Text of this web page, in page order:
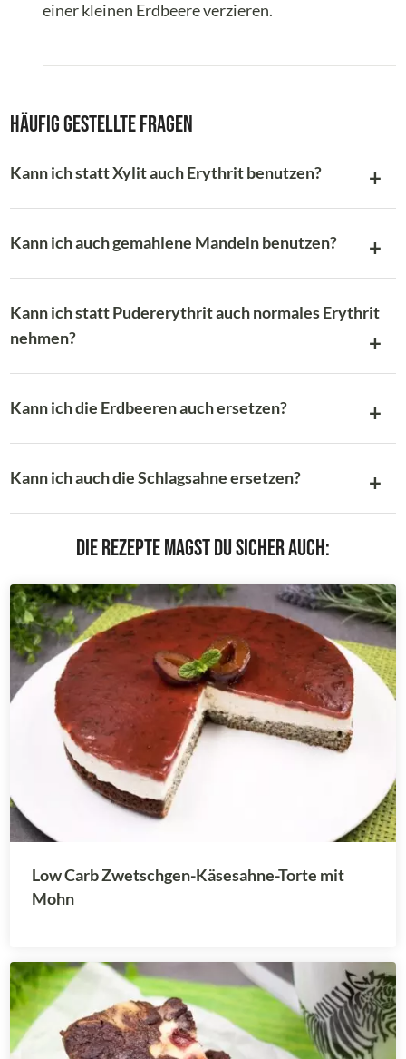
einer kleinen Erdbeere verzieren.
Häufig gestellte Fragen
Kann ich statt Xylit auch Erythrit benutzen?
Kann ich auch gemahlene Mandeln benutzen?
Kann ich statt Pudererythrit auch normales Erythrit
nehmen?
Kann ich die Erdbeeren auch ersetzen?
Kann ich auch die Schlagsahne ersetzen?
Die Rezepte magst du sicher auch:
Low Carb Zwetschgen-Käsesahne-Torte mit
Mohn